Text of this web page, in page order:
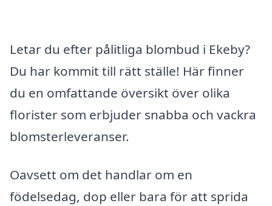
Letar du efter pålitliga blombud i Ekeby?
Du har kommit till rätt ställe! Här finner
du en omfattande översikt över olika
florister som erbjuder snabba och vackra
blomsterleveranser.
Oavsett om det handlar om en
födelsedag, dop eller bara för att sprida